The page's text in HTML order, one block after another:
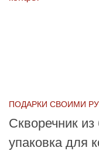
ПОДАРКИ СВОИМИ
Скворечник
упаковка для